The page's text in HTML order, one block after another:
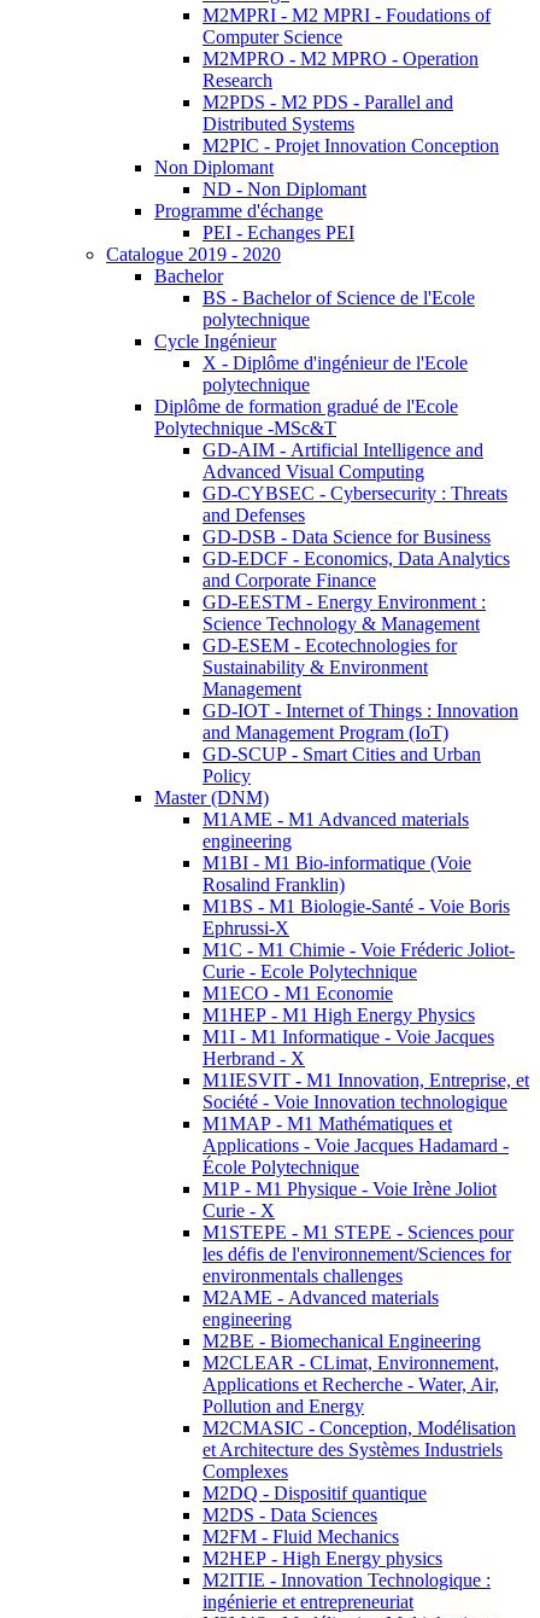
M2MPRI - M2 MPRI - Foudations of
Computer Science
M2MPRO - M2 MPRO - Operation
Research
M2PDS - M2 PDS - Parallel and
Distributed Systems
M2PIC - Projet Innovation Conception
Non Diplomant
ND - Non Diplomant
Programme d'échange
PEI - Echanges PEI
Catalogue 2019 - 2020
Bachelor
BS - Bachelor of Science de l'Ecole
polytechnique
Cycle Ingénieur
X - Diplôme d'ingénieur de l'Ecole
polytechnique
Diplôme de formation gradué de l'Ecole
Polytechnique -MSc&T
GD-AIM - Artificial Intelligence and
Advanced Visual Computing
GD-CYBSEC - Cybersecurity : Threats
and Defenses
GD-DSB - Data Science for Business
GD-EDCF - Economics, Data Analytics
and Corporate Finance
GD-EESTM - Energy Environment :
Science Technology & Management
GD-ESEM - Ecotechnologies for
Sustainability & Environment
Management
GD-IOT - Internet of Things : Innovation
and Management Program (IoT)
GD-SCUP - Smart Cities and Urban
Policy
Master (DNM)
M1AME - M1 Advanced materials
engineering
M1BI - M1 Bio-informatique (Voie
Rosalind Franklin)
M1BS - M1 Biologie-Santé - Voie Boris
Ephrussi-X
M1C - M1 Chimie - Voie Fréderic Joliot-
Curie - Ecole Polytechnique
M1ECO - M1 Economie
M1HEP - M1 High Energy Physics
M1I - M1 Informatique - Voie Jacques
Herbrand - X
M1IESVIT - M1 Innovation, Entreprise, et
Société - Voie Innovation technologique
M1MAP - M1 Mathématiques et
Applications - Voie Jacques Hadamard -
École Polytechnique
M1P - M1 Physique - Voie Irène Joliot
Curie - X
M1STEPE - M1 STEPE - Sciences pour
les défis de l'environnement/Sciences for
environmentals challenges
M2AME - Advanced materials
engineering
M2BE - Biomechanical Engineering
M2CLEAR - CLimat, Environnement,
Applications et Recherche - Water, Air,
Pollution and Energy
M2CMASIC - Conception, Modélisation
et Architecture des Systèmes Industriels
Complexes
M2DQ - Dispositif quantique
M2DS - Data Sciences
M2FM - Fluid Mechanics
M2HEP - High Energy physics
M2ITIE - Innovation Technologique :
ingénierie et entrepreneuriat